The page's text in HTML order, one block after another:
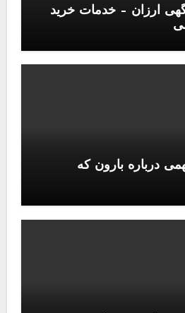
ارزان – خدمات خرید
درباره بارون که